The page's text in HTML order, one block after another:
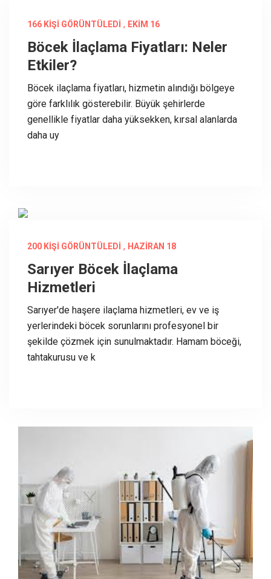
166 KIŞI GÖRÜNTÜLEDI , EKIM 16
Böcek İlaçlama Fiyatları: Neler
Etkiler?
Böcek ilaçlama fiyatları, hizmetin alındığı bölgeye
göre farklılık gösterebilir. Büyük şehirlerde
genellikle fiyatlar daha yüksekken, kırsal alanlarda
daha uy
200 KIŞI GÖRÜNTÜLEDI , HAZIRAN 18
Sarıyer Böcek İlaçlama
Hizmetleri
Sarıyer'de haşere ilaçlama hizmetleri, ev ve iş
yerlerindeki böcek sorunlarını profesyonel bir
şekilde çözmek için sunulmaktadır. Hamam böceği,
tahtakurusu ve k